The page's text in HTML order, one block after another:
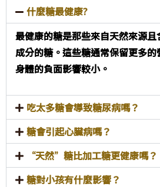
什麼糖最健康?
最健康的糖是那些來自天然來源
成分的糖。這些糖通常保留更多
身體的負面影響較小。
吃太多糖會導致糖尿病嗎？
糖會引起心臟病嗎？
“天然”糖比加工糖更健康嗎？
糖對小孩有什麼影響？